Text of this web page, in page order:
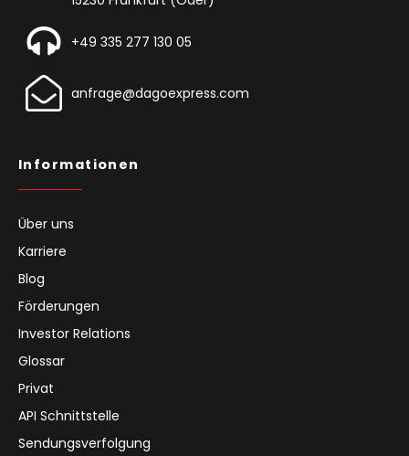
+49 335 277 130 05
anfrage@dagoexpress.com
Informationen
Über uns
Karriere
Blog
Förderungen
Investor Relations
Glossar
Privat
API Schnittstelle
Sendungsverfolgung